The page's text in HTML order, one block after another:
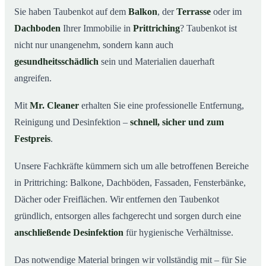
Taubenkot entfernen in Prittriching & Umgebung
05Jetzt Angebot für die Taubenkot-Entfernung in
Sie haben Taubenkot auf dem Balkon, derTerrasse oder im
Dachboden Ihrer Immobilie in Prittriching? Taubenkot ist
nicht nur unangenehm, sondern kann auch
gesundheitsschädlich sein und Materialien dauerhaft
angreifen.
Mit Mr. Cleaner erhalten Sie eine professionelle Entfernung,
Reinigung und Desinfektion – schnell, sicher und zum
Festpreis.
Unsere Fachkräfte kümmern sich um alle betroffenen Bereiche
in Prittriching: Balkone, Dachböden, Fassaden, Fensterbänke,
Dächer oder Freiflächen. Wir entfernen den Taubenkot
gründlich, entsorgen alles fachgerecht und sorgen durch eine
anschließende Desinfektion für hygienische Verhältnisse.
Das notwendige Material bringen wir vollständig mit – für Sie